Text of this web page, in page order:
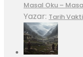
Masal Oku –
Yazar: Tarih Vakti